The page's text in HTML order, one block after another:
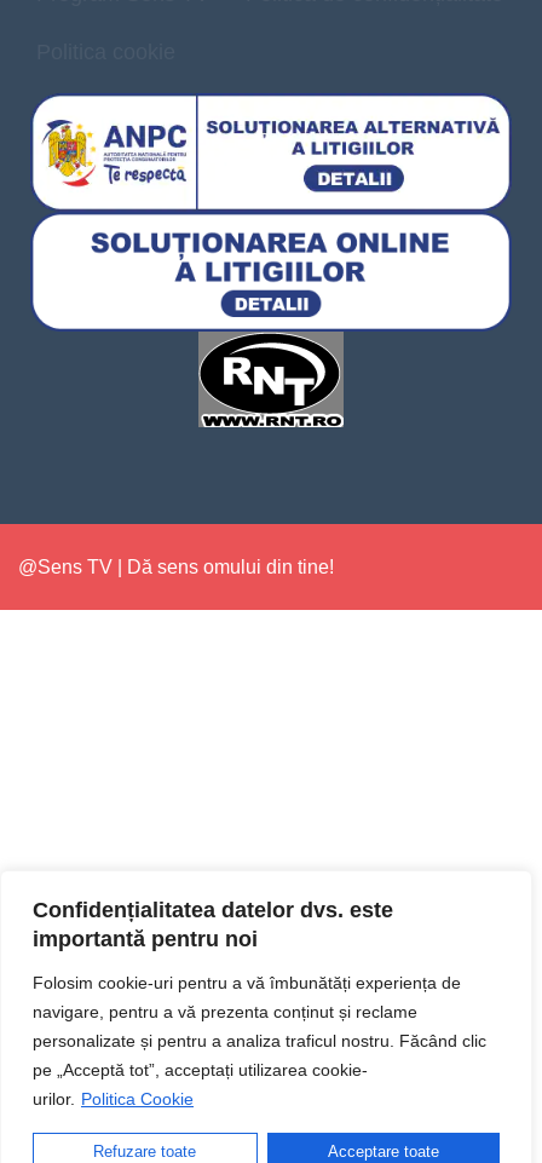
Confidențialitatea datelor dvs. este
importantă pentru noi
Folosim cookie-uri pentru a vă îmbunătăți experiența de
navigare, pentru a vă prezenta conținut și reclame
personalizate și pentru a analiza traficul nostru. Făcând clic
pe „Acceptă tot”, acceptați utilizarea cookie-
urilor. Politica Cookie
Refuzare toate Acceptare toate
@Sens TV | Dă sens omului din tine!